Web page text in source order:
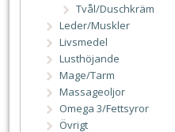
Tvål/Duschkräm
Leder/Muskler
Livsmedel
Lusthöjande
Mage/Tarm
Massageoljor
Omega 3/Fettsyror
Övrigt